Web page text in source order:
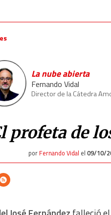
La nube abierta
Fernando Vidal
Director de la Cátedra
profeta de
por Fernando Vidal el 09/10/